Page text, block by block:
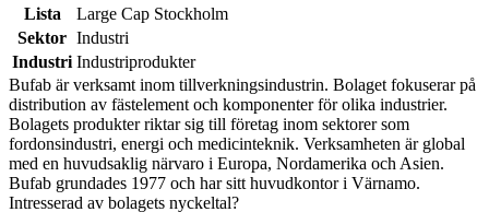
Lista
Large Cap Stockholm
Sektor Industri
Industri Industriprodukter
Bufab är verksamt inom tillverkningsindustrin. Bolaget fokuserar på
distribution av fästelement och komponenter för olika industrier.
Bolagets produkter riktar sig till företag inom sektorer som
fordonsindustri, energi och medicinteknik. Verksamheten är global
med en huvudsaklig närvaro i Europa, Nordamerika och Asien.
Bufab grundades 1977 och har sitt huvudkontor i Värnamo.
Intresserad av bolagets nyckeltal?